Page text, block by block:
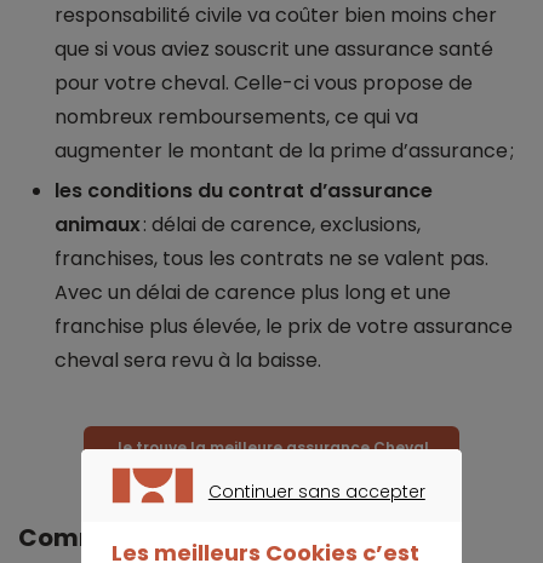
responsabilité civile va coûter bien moins cher
que si vous aviez souscrit une assurance santé
pour votre cheval. Celle-ci vous propose de
nombreux remboursements, ce qui va
augmenter le montant de la prime d’assurance ;
les conditions du contrat d’assurance
animaux: délai de carence, exclusions,
franchises, tous les contrats ne se valent pas.
Avec un délai de carence plus long et une
franchise plus élevée, le prix de votre assurance
cheval sera revu à la baisse.
Je trouve la meilleure assurance Cheval
Comment assurer un cheval ?
Continuer sans accepter
Les meilleurs Cookies c’est